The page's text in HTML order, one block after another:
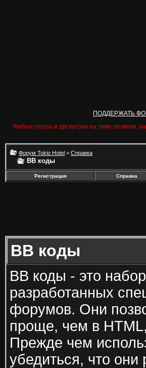
ПОДДЕРЖАТЬ
Любые споры и дискуссии на тему религии,
Форум Tokio Hotel > Справка
BB коды
Регистрация Справка
BB коды
BB коды - это
разработанных
форумов. Они
проще, чем в
Прежде чем
убедиться, что